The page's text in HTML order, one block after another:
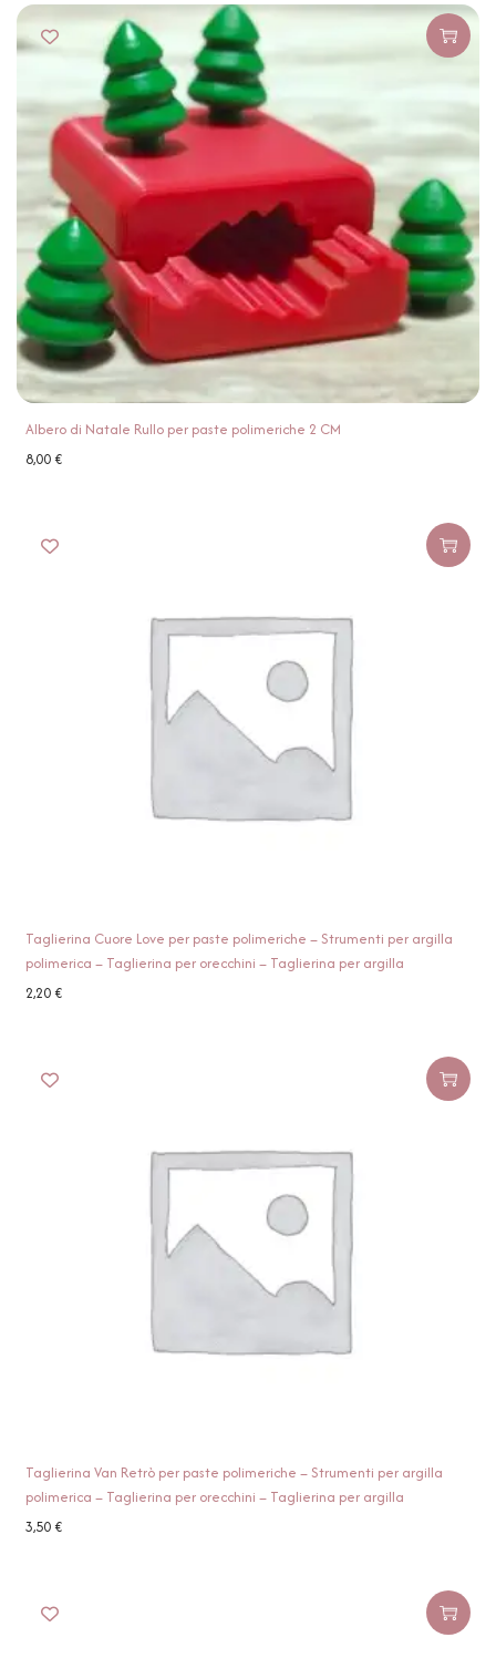
Albero di Natale Rullo per paste polimeriche 2 CM
8,00€
Taglierina Cuore Love per paste polimeriche – Strumenti per argilla
polimerica – Taglierina per orecchini – Taglierina per argilla
2,20€
Taglierina Van Retrò per paste polimeriche – Strumenti per argilla
polimerica – Taglierina per orecchini – Taglierina per argilla
3,50€